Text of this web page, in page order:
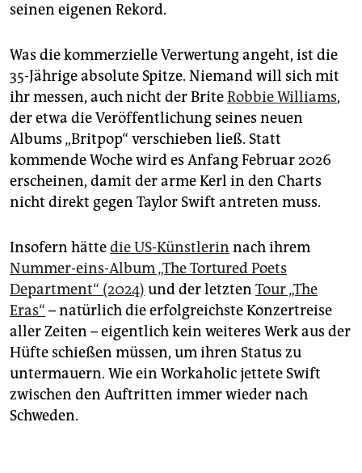
seinen eigenen Rekord.
Was die kommerzielle Verwertung angeht, ist die
35-Jährige absolute Spitze. Niemand will sich mit
ihr messen, auch nicht der BriteRobbie Williams,
der etwa die Veröffentlichung seines neuen
Albums „Britpop“ verschieben ließ. Statt
kommende Woche wird es Anfang Februar 2026
erscheinen, damit der arme Kerl in den Charts
nicht direkt gegen Taylor Swift antreten muss.
Insofern hättedie US-Künstlerin nach ihrem
Nummer-eins-Album „The Tortured Poets
Department“ (2024) und der letzten Tour „The
Eras“ – natürlich die erfolgreichste Konzertreise
aller Zeiten – eigentlich kein weiteres Werk aus der
Hüfte schießen müssen, um ihren Status zu
untermauern. Wie ein Workaholic jettete Swift
zwischen den Auftritten immer wieder nach
Schweden.